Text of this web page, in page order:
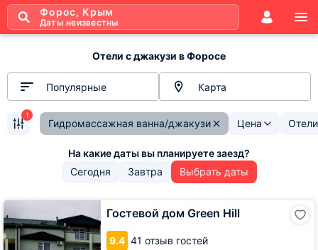
Форос, Крым
Даты неизвестны
Отели с джакузи в Форосе
Популярные Карта
Гидромассажная ванна/джакузи Цена Отели
1
Сегодня Завтра Выбрать даты
Гостевой дом Green Hill
9.4 41 отзыв гостей
Гостевой
дом
Green
Hill